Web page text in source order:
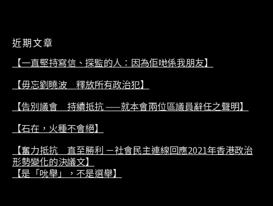
近期文章
【一直堅持寫信、探監的人：因為佢哋係我朋友】
【毋忘劉曉波 釋放所有政治犯】
【告別議會 持續抵抗 ——就本會兩位區議員辭任之聲明】
【石在，火種不會絕】
【奮力抵抗 直至勝利 －社會民主連線回應2021年香港政治
形勢變化的決議文】
【是「吮舉」，不是選舉】